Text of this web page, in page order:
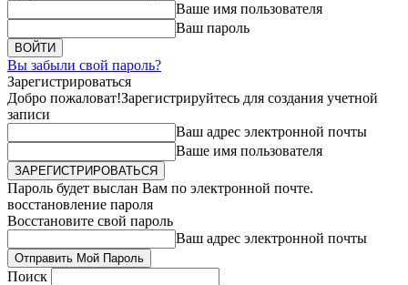
Ваше имя пользователя
Ваш пароль
Вы забыли свой пароль?
Зарегистрироваться
Добро пожаловат!Зарегистрируйтесь для создания учетной
записи
Ваш адрес электронной почты
Ваше имя пользователя
Пароль будет выслан Вам по электронной почте.
восстановление пароля
Восстановите свой пароль
Ваш адрес электронной почты
Поиск